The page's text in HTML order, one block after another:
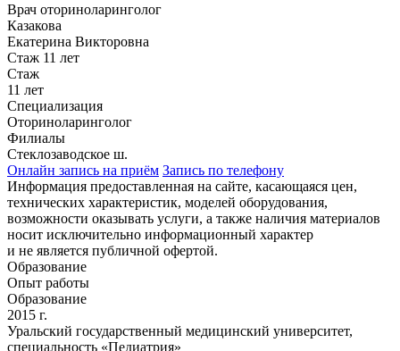
Врач оториноларинголог
Казакова
Екатерина Викторовна
Стаж 11 лет
Стаж
11 лет
Специализация
Оториноларинголог
Филиалы
Стеклозаводское ш.
Онлайн запись на приём Запись по телефону
Информация предоставленная на сайте, касающаяся цен,
технических характеристик, моделей оборудования,
возможности оказывать услуги, а также наличия материалов
носит исключительно информационный характер
и не является публичной офертой.
Образование
Опыт работы
Образование
2015 г.
Уральский государственный медицинский университет,
специальность «Педиатрия»